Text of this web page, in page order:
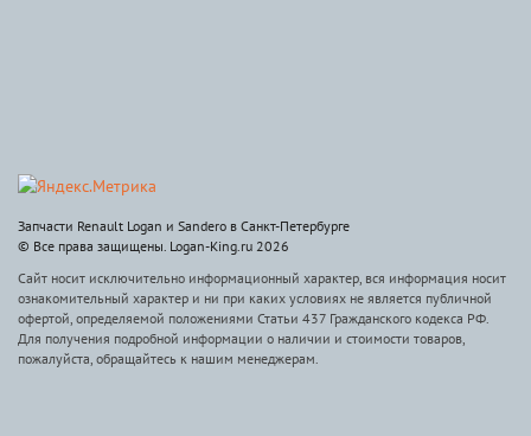
Запчасти Renault Logan и Sandero в Санкт-Петербурге
© Все права защищены. Logan-King.ru 2026
Сайт носит исключительно информационный характер, вся информация носит
ознакомительный характер и ни при каких условиях не является публичной
офертой, определяемой положениями Статьи 437 Гражданского кодекса РФ.
Для получения подробной информации о наличии и стоимости товаров,
пожалуйста, обращайтесь к нашим менеджерам.